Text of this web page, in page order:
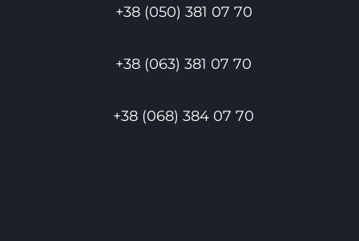
+38 (050) 381 07 70
+38 (063) 381 07 70
+38 (068) 384 07 70